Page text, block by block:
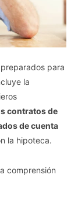
para
la
contratos de
de cuenta
la hipoteca.
comprensión